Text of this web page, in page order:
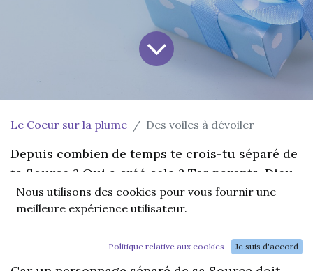
Le Coeur sur la plume Des voiles à dévoiler
Depuis combien de temps te crois-tu séparé de
ta Source ? Qui a créé cela ? Tes parents, Dieu,
ton entourage proche ? Qui t'a fait croire que
tu étais un petit personnage séparé du reste de
Nous utilisons des cookies pour vous fournir une
meilleure expérience utilisateur.
Politique relative aux cookies Je suis d'accord